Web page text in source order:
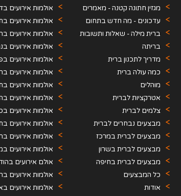
מגזין חתונה קטנה - מאמרים
עדכונים - מה חדש בתחום
האירועים
ברית מילה - שאלות ותשובות
בריתה
מדריך לתכנון ברית
כמה עולה ברית
מוהלים
אטרקציות לברית
צלמים לברית
מבצעים נבחרים לברית
מבצעים לברית במרכז
מבצעים לברית בשרון
מבצעים לברית בחיפה
כל המבצעים
אודות
אולמות אירועים
אולמות אירועים
אולמות אירועים
אולמות אירועים
אולמות אירועים
אולמות אירועים
אולמות אירועים
אולמות אירועים
אולמות אירועים
אולמות אירועים
אולמות אירועים
אולמות אירועים
אולם אירועים
אולמות אירועים
אולמות אירועים